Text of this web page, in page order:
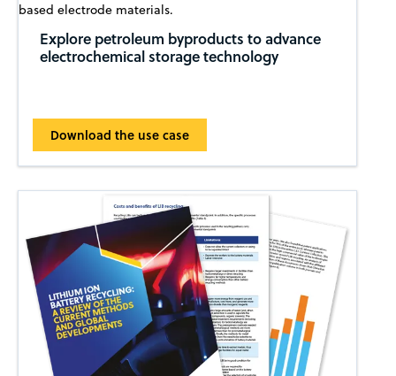
Explore petroleum byproducts to advance
electrochemical storage technology
Download the use case